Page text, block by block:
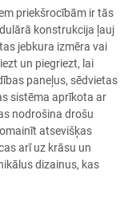
priekšrocībām ir tās
konstrukcija ļauj
jebkura izmēra vai
un piegriezt, lai
paneļus, sēdvietas
sistēma aprīkota ar
nodrošina drošu
atsevišķas
arī uz krāsu un
dizainus, kas